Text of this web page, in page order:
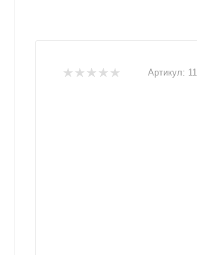
Артикул: